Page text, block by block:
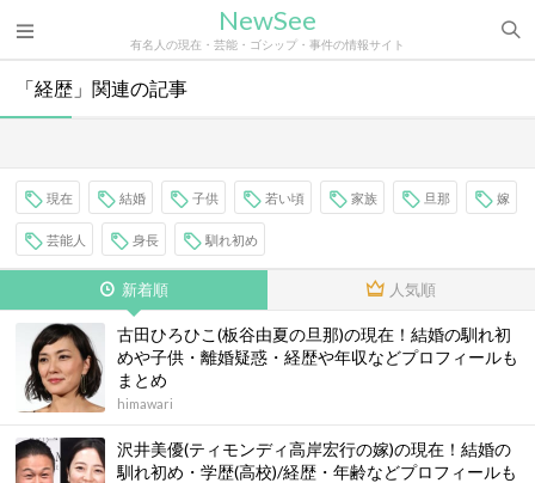
NewSee
有名人の現在・芸能・ゴシップ・事件の情報サイト
「経歴」関連の記事
現在 結婚 子供 若い頃 家族 旦那 嫁
芸能人 身長 馴れ初め
新着順 人気順
古田ひろひこ(板谷由夏の旦那)の現在！結婚の馴れ初
めや子供・離婚疑惑・経歴や年収などプロフィールも
まとめ
himawari
沢井美優(ティモンディ高岸宏行の嫁)の現在！結婚の
馴れ初め・学歴(高校)/経歴・年齢などプロフィールも